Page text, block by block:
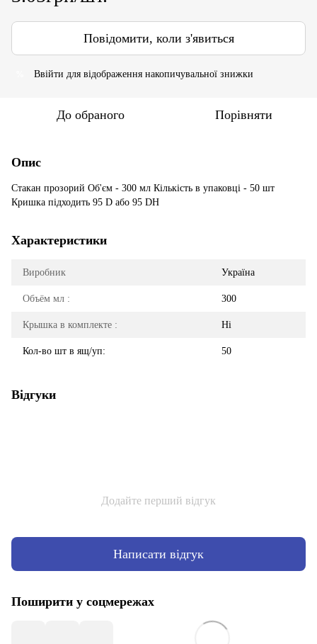
Повідомити, коли з'явиться
Ввійти для відображення накопичувальної знижки
До обраного Порівняти
Опис
Стакан прозорий Об'єм - 300 мл Кількість в упаковці - 50 шт
Кришка підходить 95 D або 95 DH
Характеристики
Виробник Україна
Объём мл : 300
Крышка в комплекте : Ні
Кол-во шт в ящ/уп: 50
Відгуки
Додайте перший відгук
Написати відгук
Поширити у соцмережах